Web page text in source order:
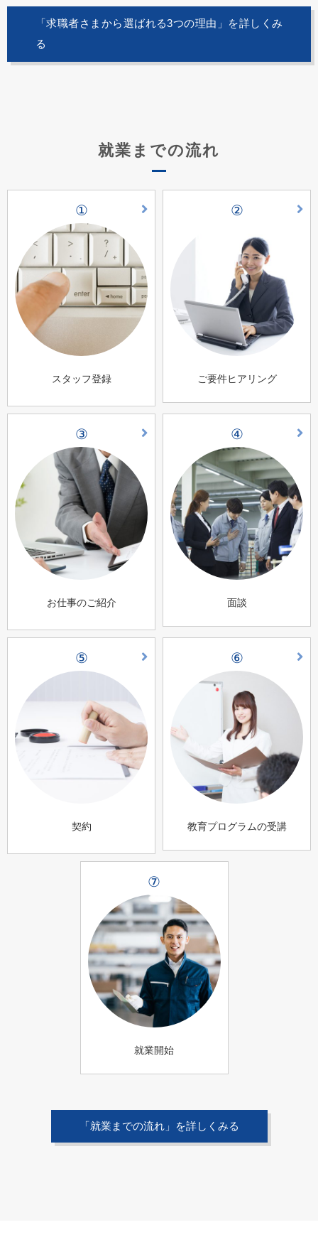
「求職者さまから選ばれる3つの理由」を詳しくみ
る
就業までの流れ
①
スタッフ登録
②
ご要件ヒアリング
③
お仕事のご紹介
④
面談
⑤
契約
⑥
教育プログラムの受講
⑦
就業開始
「就業までの流れ」を詳しくみる